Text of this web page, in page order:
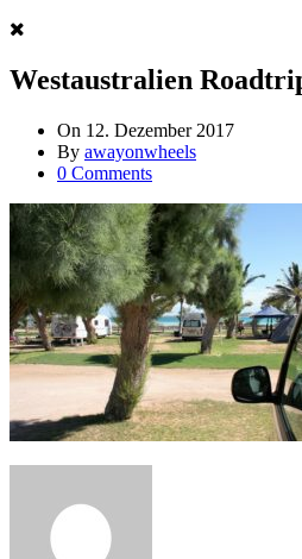
Westaustralien
On 12. Dezember 2017
By awayonwheels
0 Comments